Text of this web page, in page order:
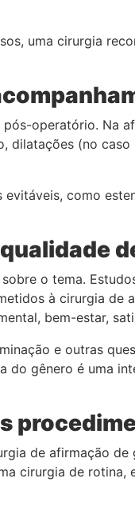
uma cirurgia
operatório. Na
(no
como
o tema.
à cirurgia
bem-estar,
e outras
do gênero é uma
de afirmação
cirurgia de